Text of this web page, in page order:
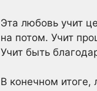
Эта любовь учит
на потом. Учит
Учит быть
В конечном итоге,